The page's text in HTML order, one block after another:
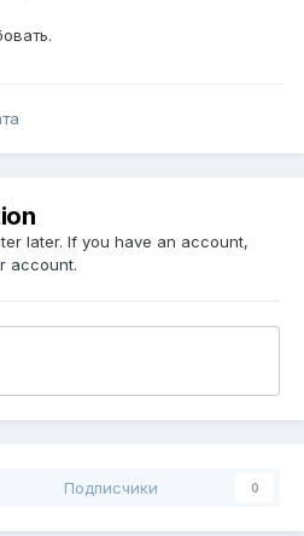
later. If you have an account,
account.
Подписчики 0